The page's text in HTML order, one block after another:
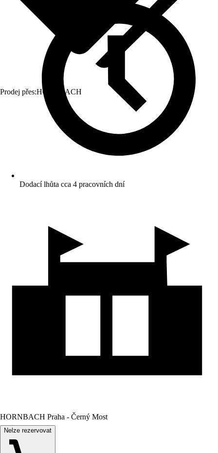
Prodej přes:HORNBACH
Dodací lhůta cca 4 pracovních dní
HORNBACH Praha - Černý Most
Nelze rezervovat